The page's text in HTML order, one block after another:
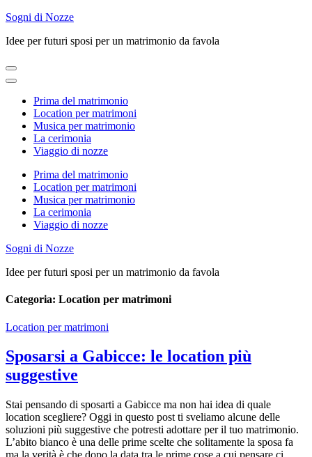
Skip
content
Enter)
Sogni di Nozze
Idee per futuri sposi per un matrimonio da favola
Prima del matrimonio
Location per matrimoni
Musica per matrimonio
La cerimonia
Viaggio di nozze
Prima del matrimonio
Location per matrimoni
Musica per matrimonio
La cerimonia
Viaggio di nozze
Sogni di Nozze
Idee per futuri sposi per un matrimonio da favola
Categoria: Location per matrimoni
Location per matrimoni
Sposarsi a Gabicce: le location più
suggestive
Stai pensando di sposarti a Gabicce ma non hai idea di quale
location scegliere? Oggi in questo post ti sveliamo alcune delle
soluzioni più suggestive che potresti adottare per il tuo matrimonio.
L’abito bianco è una delle prime scelte che solitamente la sposa fa